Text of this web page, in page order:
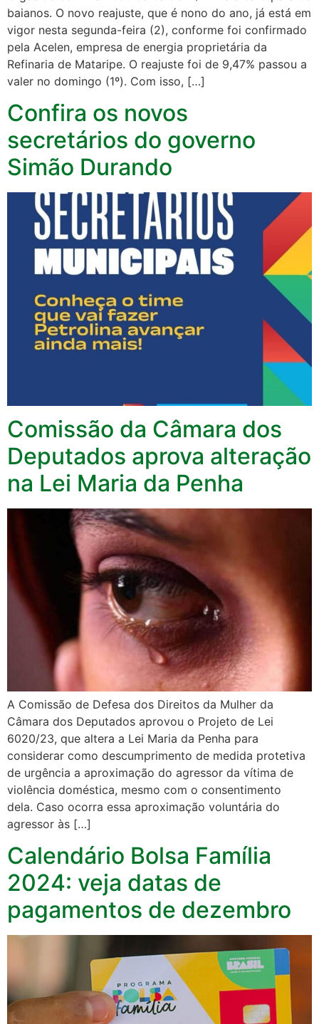
baianos. O novo reajuste, que é nono do ano, já está em
vigor nesta segunda-feira (2), conforme foi confirmado
pela Acelen, empresa de energia proprietária da
Refinaria de Mataripe. O reajuste foi de 9,47% passou a
valer no domingo (1º). Com isso, […]
Confira os novos
secretários do governo
Simão Durando
Comissão da Câmara dos
Deputados aprova alteração
na Lei Maria da Penha
A Comissão de Defesa dos Direitos da Mulher da
Câmara dos Deputados aprovou o Projeto de Lei
6020/23, que altera a Lei Maria da Penha para
considerar como descumprimento de medida protetiva
de urgência a aproximação do agressor da vítima de
violência doméstica, mesmo com o consentimento
dela. Caso ocorra essa aproximação voluntária do
agressor às […]
Calendário Bolsa Família
2024: veja datas de
pagamentos de dezembro